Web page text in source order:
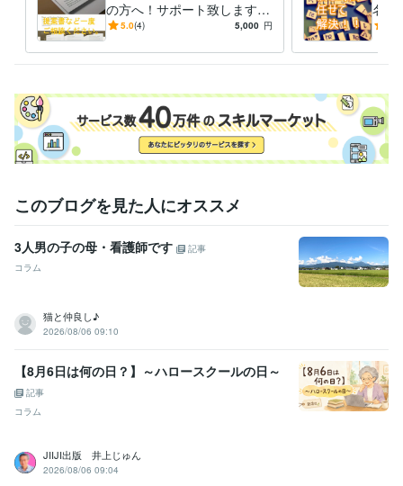
の方へ！サポート致します
簡単な書類なら翌日納品O
す
5.0(4) 5,000 円
名他
0案
で対
このブログを見た人にオススメ
3人男の子の母・看護師です
記事
コラム
猫と仲良し♪
2026/08/06 09:10
【8月6日は何の日？】～ハロースクールの日～
記事
コラム
JIIJI出版 井上じゅん
2026/08/06 09:04